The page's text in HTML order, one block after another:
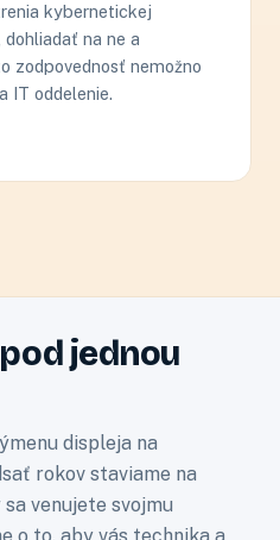
kybernetickej
na ne a
zodpovednosť nemožno
IT oddelenie.
jednou
displeja na
rokov staviame na
venujete svojmu